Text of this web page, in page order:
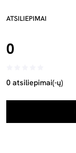
ATSILIEPIMAI
0
0 atsiliepimai(-ų)